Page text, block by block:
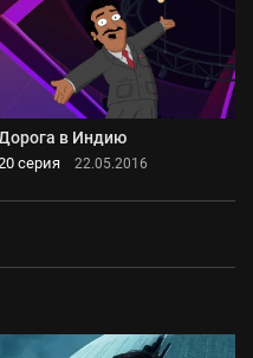
в Индию
серия 22.05.2016